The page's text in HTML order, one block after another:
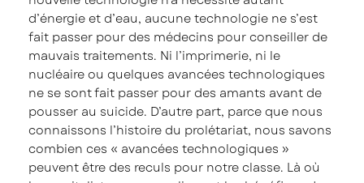
d’énergie et d’eau, aucune technologie ne s’est
fait passer pour des médecins pour conseiller de
mauvais traitements. Ni l’imprimerie, ni le
nucléaire ou quelques avancées technologiques
ne se sont fait passer pour des amants avant de
pousser au suicide. D’autre part, parce que nous
connaissons l’histoire du prolétariat, nous savons
combien ces « avancées technologiques »
peuvent être des reculs pour notre classe. Là où